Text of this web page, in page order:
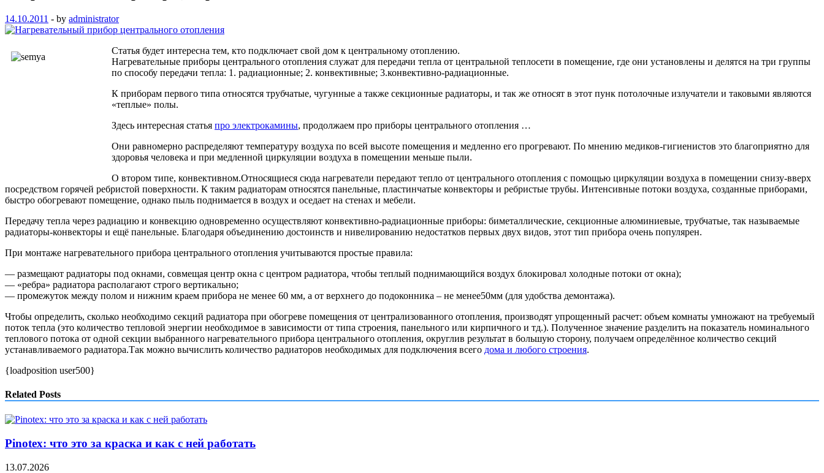
14.10.2011 - by administrator
Статья будет интересна тем, кто подключает свой дом к центральному отоплению.
Нагревательные приборы центрального отопления служат для передачи тепла от центральной теплосети в помещение, где они установлены и делятся на три группы
по способу передачи тепла: 1. радиационные; 2. конвективные; 3.конвективно-радиационные.
К приборам первого типа относятся трубчатые, чугунные а также секционные радиаторы, и так же относят в этот пунк потолочные излучатели и таковыми являются
«теплые» полы.
Здесь интересная статья про электрокамины, продолжаем про приборы центрального отопления …
Они равномерно распределяют температуру воздуха по всей высоте помещения и медленно его прогревают. По мнению медиков-гигиенистов это благоприятно для
здоровья человека и при медленной циркуляции воздуха в помещении меньше пыли.
О втором типе, конвективном.Относящиеся сюда нагреватели передают тепло от центрального отопления с помощью циркуляции воздуха в помещении снизу-вверх
посредством горячей ребристой поверхности. К таким радиаторам относятся панельные, пластинчатые конвекторы и ребристые трубы. Интенсивные потоки воздуха, созданные приборами,
быстро обогревают помещение, однако пыль поднимается в воздух и оседает на стенах и мебели.
Передачу тепла через радиацию и конвекцию одновременно осуществляют конвективно-радиационные приборы: биметаллические, секционные алюминиевые, трубчатые, так называемые
радиаторы-конвекторы и ещё панельные. Благодаря объединению достоинств и нивелированию недостатков первых двух видов, этот тип прибора очень популярен.
При монтаже нагревательного прибора центрального отопления учитываются простые правила:
— размещают радиаторы под окнами, совмещая центр окна с центром радиатора, чтобы теплый поднимающийся воздух блокировал холодные потоки от окна);
— «ребра» радиатора располагают строго вертикально;
— промежуток между полом и нижним краем прибора не менее 60 мм, а от верхнего до подоконника – не менее50мм (для удобства демонтажа).
Чтобы определить, сколько необходимо секций радиатора при обогреве помещения от централизованного отопления, производят упрощенный расчет: объем комнаты умножают на требуемый
поток тепла (это количество тепловой энергии необходимое в зависимости от типа строения, панельного или кирпичного и тд.). Полученное значение разделить на показатель номинального
теплового потока от одной секции выбранного нагревательного прибора центрального отопления, округлив результат в большую сторону, получаем определённое количество секций
устанавливаемого радиатора.Так можно вычислить количество радиаторов необходимых для подключения всего дома и любого строения.
{loadposition user500}
Related Posts
Pinotex: что это за краска и как с ней работать
13.07.2026